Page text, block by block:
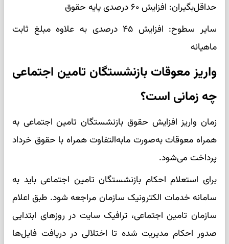
حداقل‌بگیران: افزایش ۶۰ درصدی پایه حقوق
سایر سطوح: افزایش ۴۵ درصدی به علاوه مبلغ ثابت
ماهیانه
واریز معوقات بازنشستگان تامین اجتماعی
چه زمانی است؟
زمان واریز افزایش حقوق بازنشستگان تامین اجتماعی به
همراه معوقات به‌صورت مابه‌التفاوت همراه با حقوق خرداد
پرداخت می‌شود.
برای استعلام احکام بازنشستگان تامین اجتماعی باید به
سامانه خدمات الکترونیک سازمان مراجعه شود. طبق اعلام
سازمان تامین اجتماعی، ترافیک سایت در روزهای ابتدایی
صدور احکام مدیریت شده تا اختلالی در دریافت فایل‌ها